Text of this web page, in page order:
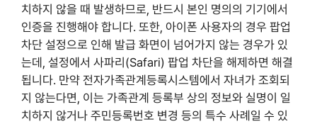
치하지 않을 때 발생하므로, 반드시 본인 명의의 기기에서
인증을 진행해야 합니다. 또한, 아이폰 사용자의 경우 팝업
차단 설정으로 인해 발급 화면이 넘어가지 않는 경우가 있
는데, 설정에서 사파리(Safari) 팝업 차단을 해제하면 해결
됩니다. 만약 전자가족관계등록시스템에서 자녀가 조회되
지 않는다면, 이는 가족관계 등록부 상의 정보와 실명이 일
치하지 않거나 주민등록번호 변경 등의 특수 사례일 수 있